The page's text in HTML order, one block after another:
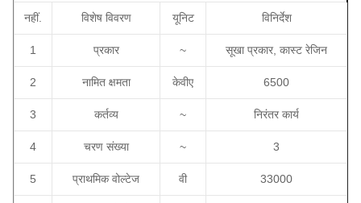
नहीं. विशेष विवरण यूनिट विनिर्देश
1 प्रकार ~ सूखा प्रकार, कास्ट रेजिन
2 नामित क्षमता केवीए 6500
3 कर्तव्य ~ निरंतर कार्य
4 चरण संख्या ~ 3
5 प्राथमिक वोल्टेज वी 33000